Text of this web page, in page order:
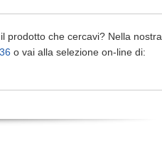
prodotto che cercavi? Nella nostra
o vai alla selezione on-line di: